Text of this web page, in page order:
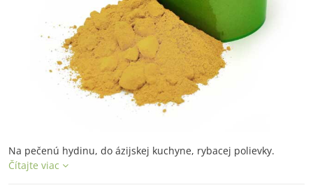
Na pečenú hydinu, do ázijskej kuchyne, rybacej polievky.
Čítajte viac